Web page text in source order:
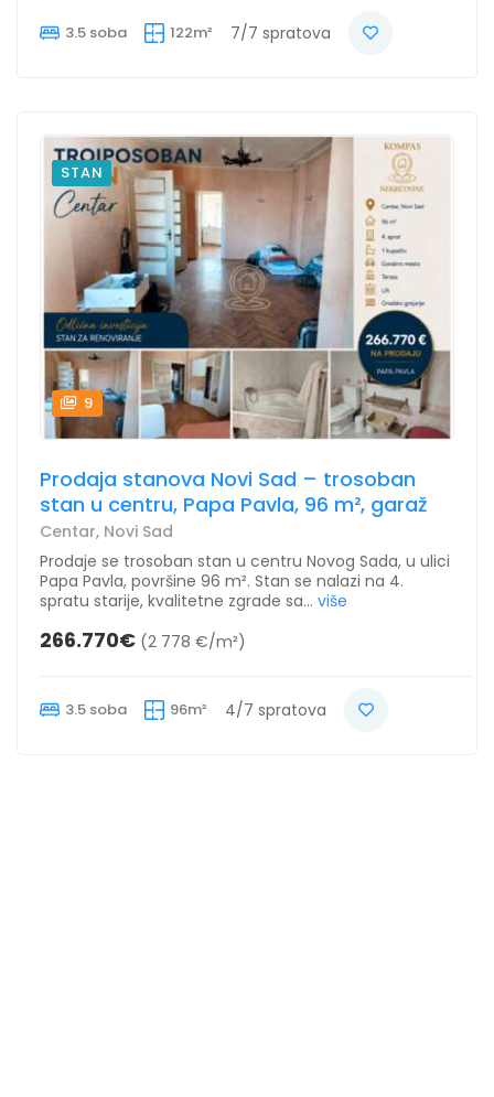
3.5 soba 122m² 7/7 spratova
STAN
9
Prodaja stanova Novi Sad – trosoban
stan u centru, Papa Pavla, 96 m², garaž
Centar, Novi Sad
Prodaje se trosoban stan u centru Novog Sada, u ulici
Papa Pavla, površine 96 m². Stan se nalazi na 4.
spratu starije, kvalitetne zgrade sa... više
266.770€ (2 778 €/m²)
3.5 soba 96m² 4/7 spratova